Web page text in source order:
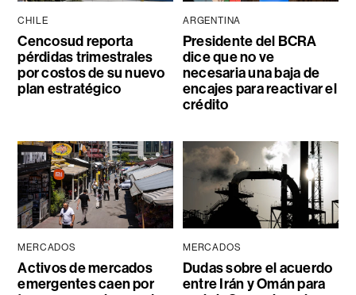
CHILE
Cencosud reporta
pérdidas trimestrales
por costos de su nuevo
plan estratégico
ARGENTINA
Presidente del BCRA
dice que no ve
necesaria una baja de
encajes para reactivar el
crédito
MERCADOS
Activos de mercados
emergentes caen por
MERCADOS
Dudas sobre el acuerdo
entre Irán y Omán para